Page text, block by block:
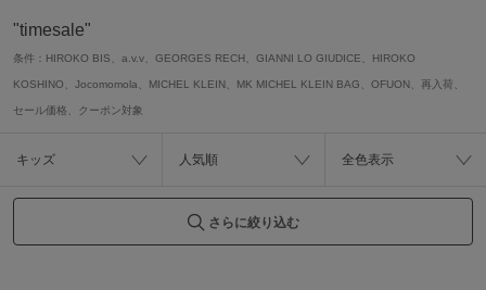
"timesale"
条件： HIROKO BIS、a.v.v、GEORGES RECH、GIANNI LO GIUDICE、HIROKO
KOSHINO、Jocomomola、MICHEL KLEIN、MK MICHEL KLEIN BAG、OFUON、再入荷、
セール価格、クーポン対象
キッズ 人気順 全色表示
さらに絞り込む